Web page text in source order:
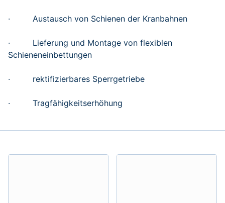
· Austausch von Schienen der Kranbahnen
· Lieferung und Montage von flexiblen
Schieneneinbettungen
· rektifizierbares Sperrgetriebe
· Tragfähigkeitserhöhung